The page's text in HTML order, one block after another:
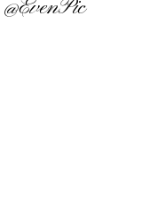
@EvenPic